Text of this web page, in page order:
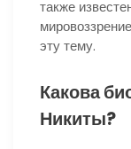
также
эту тему.
Какова
Никиты?